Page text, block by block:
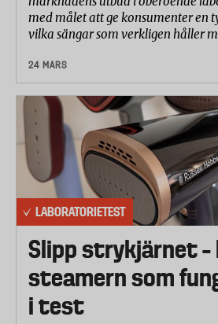
med målet att ge konsumenter en
vilka sängar som verkligen håller
24 MARS
LABORATORIETEST
Slipp strykjärnet –
steamern som
i test